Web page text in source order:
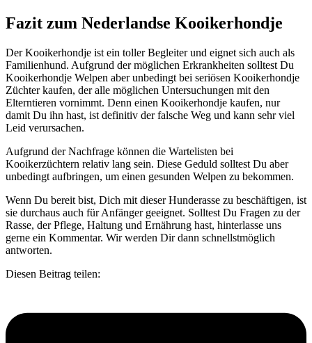
Fazit zum Nederlandse Kooikerhondje
Der Kooikerhondje ist ein toller Begleiter und eignet sich auch als
Familienhund. Aufgrund der möglichen Erkrankheiten solltest Du
Kooikerhondje Welpen aber unbedingt bei seriösen Kooikerhondje
Züchter kaufen, der alle möglichen Untersuchungen mit den
Elterntieren vornimmt. Denn einen Kooikerhondje kaufen, nur
damit Du ihn hast, ist definitiv der falsche Weg und kann sehr viel
Leid verursachen.
Aufgrund der Nachfrage können die Wartelisten bei
Kooikerzüchtern relativ lang sein. Diese Geduld solltest Du aber
unbedingt aufbringen, um einen gesunden Welpen zu bekommen.
Wenn Du bereit bist, Dich mit dieser Hunderasse zu beschäftigen, ist
sie durchaus auch für Anfänger geeignet. Solltest Du Fragen zu der
Rasse, der Pflege, Haltung und Ernährung hast, hinterlasse uns
gerne ein Kommentar. Wir werden Dir dann schnellstmöglich
antworten.
Diesen Beitrag teilen: